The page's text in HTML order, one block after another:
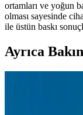
ortamları ve yoğun
olması sayesinde
ile üstün baskı
Ayrıca